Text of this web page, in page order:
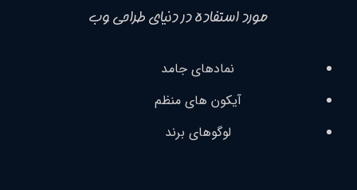
مورد استفاده در دنیای طراحی وب
نمادهای جامد
آیکون های منظم
لوگوهای برند